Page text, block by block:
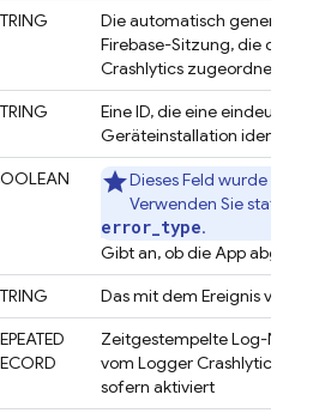
Die automatisch generierte
Firebase-Sitzung, die dem
Crashlytics zugeordnet ist.
Eine ID, die eine eindeutige
Geräteinstallation
Dieses Feld wurde
Verwenden Sie
error_type.
Gibt an, ob die App
Das mit dem Ereignis
Zeitgestempelte Log-
vom LoggerCrashlytics
sofern aktiviert